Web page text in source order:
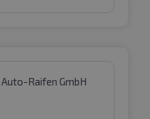
Raifen GmbH